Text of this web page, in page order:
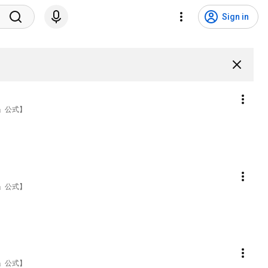
Sign in
式】
式】
式】